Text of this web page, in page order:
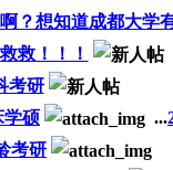
？想知道成都大学
救！！！
考研
学硕
...
考研